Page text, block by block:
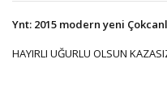
Ynt: 2015 modern yeni
HAYIRLI UĞURLU OLSUN